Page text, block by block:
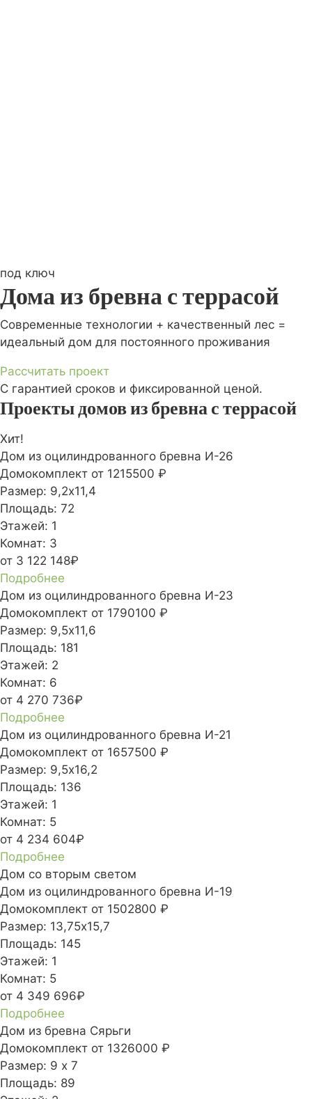
под ключ
Дома из бревна с террасой
Современные технологии + качественный лес =
идеальный дом для постоянного проживания
Рассчитать проект
С гарантией сроков и фиксированной ценой.
Проекты домов из бревна с террасой
Хит!
Дом из оцилиндрованного бревна И-26
Домокомплект от 1215500 ₽
Размер: 9,2х11,4
Площадь: 72
Этажей: 1
Комнат: 3
от 3 122 148₽
Подробнее
Дом из оцилиндрованного бревна И-23
Домокомплект от 1790100 ₽
Размер: 9,5х11,6
Площадь: 181
Этажей: 2
Комнат: 6
от 4 270 736₽
Подробнее
Дом из оцилиндрованного бревна И-21
Домокомплект от 1657500 ₽
Размер: 9,5х16,2
Площадь: 136
Этажей: 1
Комнат: 5
от 4 234 604₽
Подробнее
Дом со вторым светом
Дом из оцилиндрованного бревна И-19
Домокомплект от 1502800 ₽
Размер: 13,75х15,7
Площадь: 145
Этажей: 1
Комнат: 5
от 4 349 696₽
Подробнее
Дом из бревна Сярьги
Домокомплект от 1326000 ₽
Размер: 9 х 7
Площадь: 89